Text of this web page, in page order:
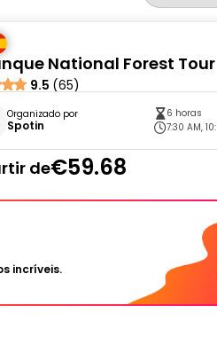
National Forest Tour
9.5 (65)
Organizado por
Spotin
6 horas
7:30 AM,
de€59.68
incríveis.